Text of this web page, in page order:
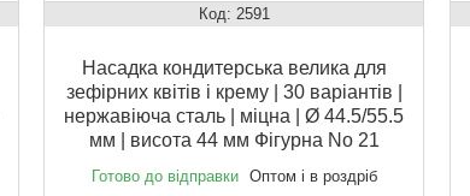
2591
Насадка кондитерська велика для
зефірних квітів і крему | 30 варіантів |
нержавіюча сталь | міцна | Ø 44.5/55.5
мм | висота 44 мм Фігурна No 21
Готово до відправки Оптом і в роздріб